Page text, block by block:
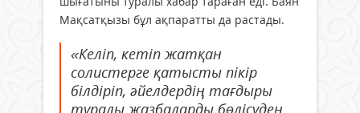
Мақсатқызы бұл ақпаратты да растады.
«Келіп, кетіп жатқан
солистерге қатысты пікір
білдіріп, әйелдердің тағдыры